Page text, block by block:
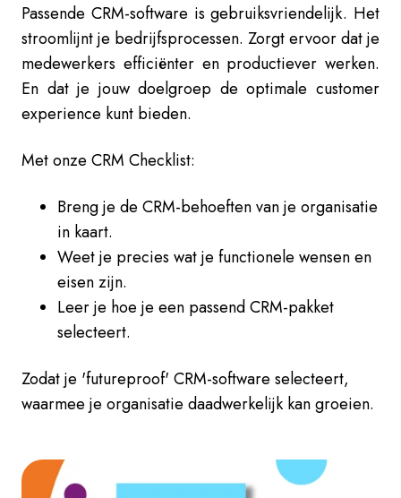
Passende CRM-software is gebruiksvriendelijk. Het
stroomlijnt je bedrijfsprocessen. Zorgt ervoor dat je
medewerkers efficiënter en productiever werken.
En dat je jouw doelgroep de optimale customer
experience kunt bieden.
Met onze CRM Checklist:
Breng je de CRM-behoeften van je organisatie
in kaart.
Weet je precies wat je functionele wensen en
eisen zijn.
Leer je hoe je een passend CRM-pakket
selecteert.
Zodat je 'futureproof' CRM-software selecteert,
waarmee je organisatie daadwerkelijk kan groeien.